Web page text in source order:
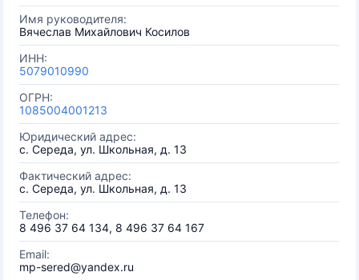
Имя руководителя:
Вячеслав Михайлович Косилов
ИНН:
5079010990
ОГРН:
1085004001213
Юридический адрес:
с. Середа, ул. Школьная, д. 13
Фактический адрес:
с. Середа, ул. Школьная, д. 13
Телефон:
8 496 37 64 134, 8 496 37 64 167
Email:
mp-sered@yandex.ru